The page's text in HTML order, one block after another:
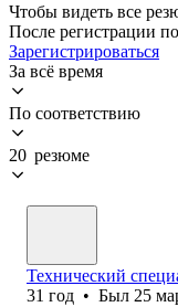
Чтобы видеть все
После регистрации
Зарегистрироваться
За всё время
По соответствию
20 резюме
Технический
31 год • Был 25